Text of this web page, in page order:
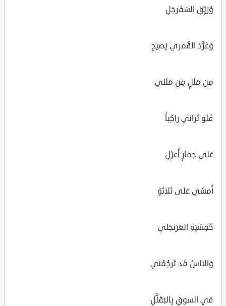
وُرَيِّقِ السَفَرجَلِ
وَغَرَّدَ القُمري يَصيح
مِن مَلَلٍ مِن مَلَلي
فَلَو تَراني راكِباً
عَلى حِمارٍ أَعزَلِ
أَمشي عَلى ثَلاثَةٍ
كَمِشيَةِ العَرَنجَلي
وَالناسُ قَد تَرجُمُني
في السوقِ بِالبَقَلَّلِ